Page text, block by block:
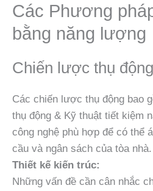
Các Phương
bằng năng lượng
Chiến lược thụ động
Các chiến lược thụ động bao
thụ động & Kỹ thuật tiết kiệm
công nghệ phù hợp để có thể
cầu và ngân sách của tòa nhà.
Thiết kế kiến trúc:
Những vấn đề cần cân nhắc